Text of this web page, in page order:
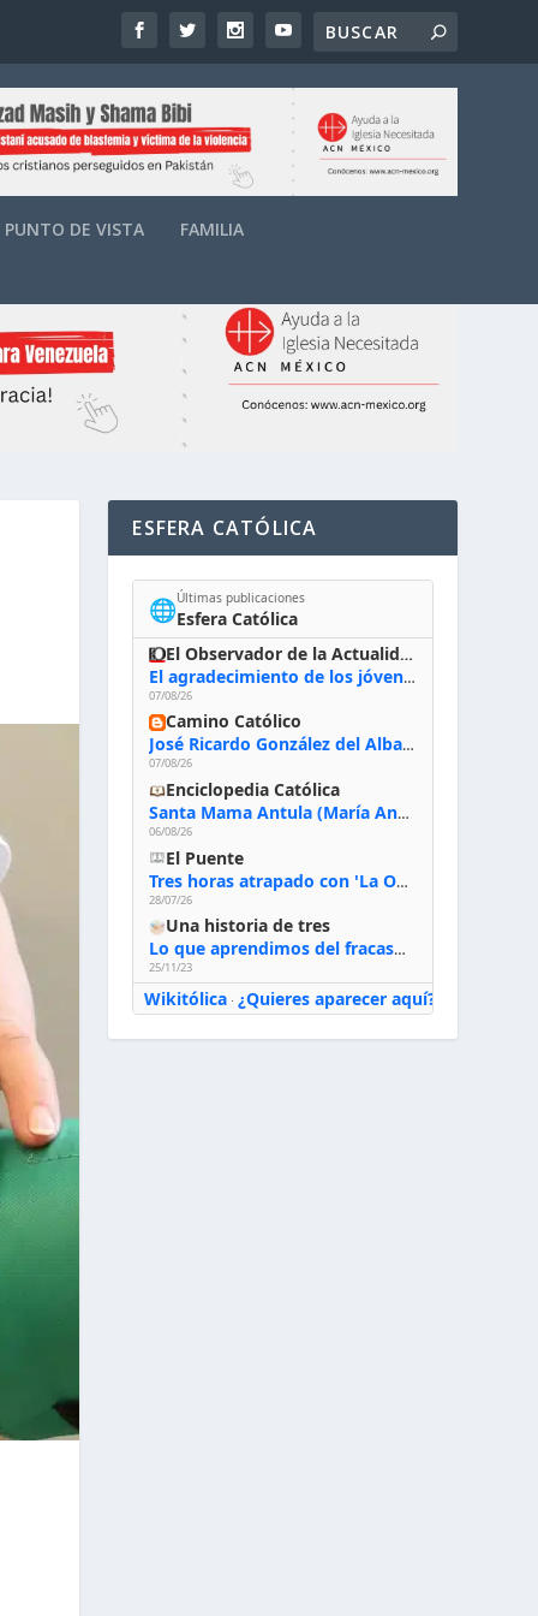
PUNTO DE VISTA FAMILIA
ESFERA CATÓLICA
🌐Últimas publicaciones
Esfera Católica
El Observador de la Actualidad
El agradecimiento de los jóvenes al Papa: «Hoy nos sentimos Iglesia»
07/08/26
Camino Católico
José Ricardo González del Alba, artista sacro: «Yo oro, hablo con Dios, le pido al Espíritu Santo su inspiración y siempre pinto rezando el rosario para que sea Él quien actúe a través de mis manos»
07/08/26
Enciclopedia Católica
Santa Mama Antula (María Antonia de Paz y Figueroa)
06/08/26
El Puente
Tres horas atrapado con 'La Odisea' de Nolan
28/07/26
Una historia de tres
Lo que aprendimos del fracaso al emprender
25/11/23
Wikitólica· ¿Quieres aparecer aquí?